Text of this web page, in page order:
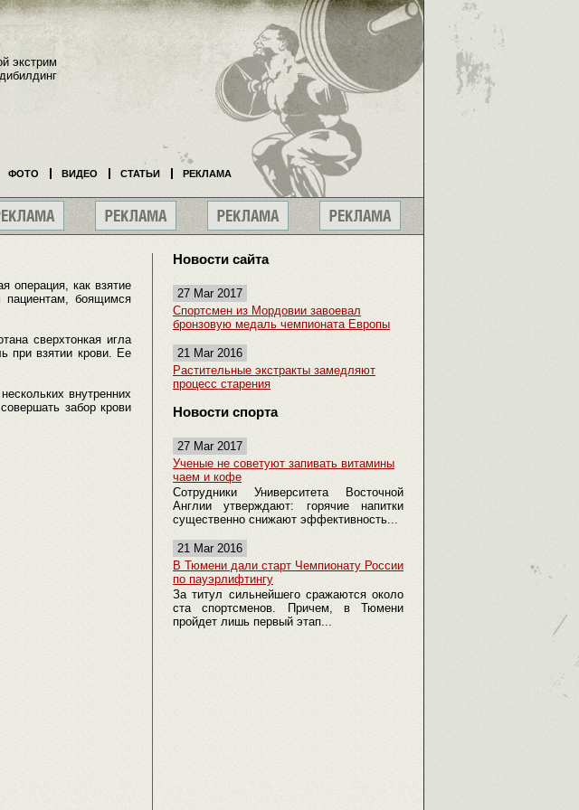
операция, как взятие
пациентам, боящимся
сверхтонкая игла
при взятии крови. Ее
внутренних
забор крови
Новости сайта
27 Mar 2017
Спортсмен из Мордовии завоевал
бронзовую медаль чемпионата Европы
21 Mar 2016
Растительные экстракты замедляют
процесс старения
Новости спорта
27 Mar 2017
Ученые не советуют запивать витамины
чаем и кофе
Сотрудники Университета Восточной
Англии утверждают: горячие напитки
существенно снижают эффективность...
21 Mar 2016
В Тюмени дали старт Чемпионату России
по пауэрлифтингу
За титул сильнейшего сражаются около
ста спортсменов. Причем, в Тюмени
пройдет лишь первый этап...
экстрим
ФОТО ВИДЕО СТАТЬИ РЕКЛАМА